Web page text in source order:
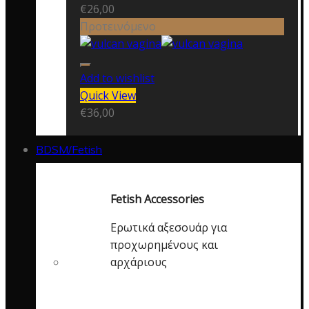
€26,00
Προτεινόμενο
Add to wishlist
Quick View
€36,00
BDSM/Fetish
Fetish Accessories
Ερωτικά αξεσουάρ για
προχωρημένους και
αρχάριους